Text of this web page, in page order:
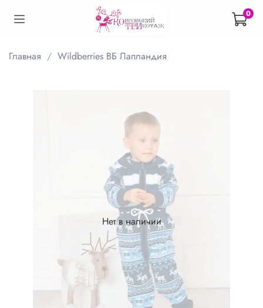
0
Главная Wildberries ВБ Лапландия
Нет в наличии